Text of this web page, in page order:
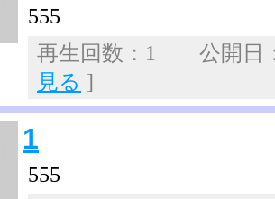
555
再生回数：1 公開
見る ]
1
555